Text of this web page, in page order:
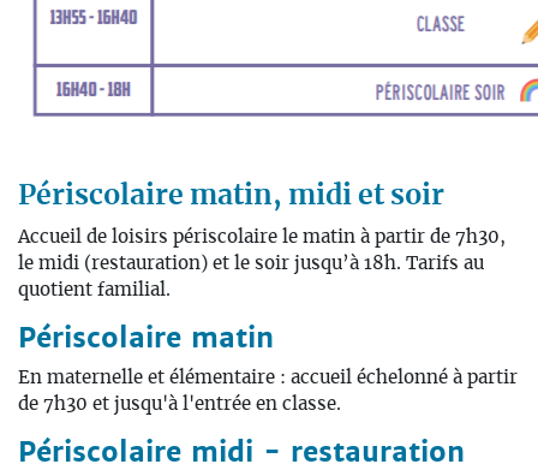
Périscolaire matin, midi et soir
Accueil de loisirs périscolaire le matin à partir de 7h30,
le midi (restauration) et le soir jusqu’à 18h. Tarifs au
quotient familial.
Périscolaire matin
En maternelle et élémentaire : accueil échelonné à partir
de 7h30 et jusqu'à l'entrée en classe.
Périscolaire midi - restauration